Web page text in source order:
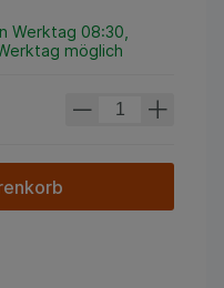
Werktag 08:30,
möglich